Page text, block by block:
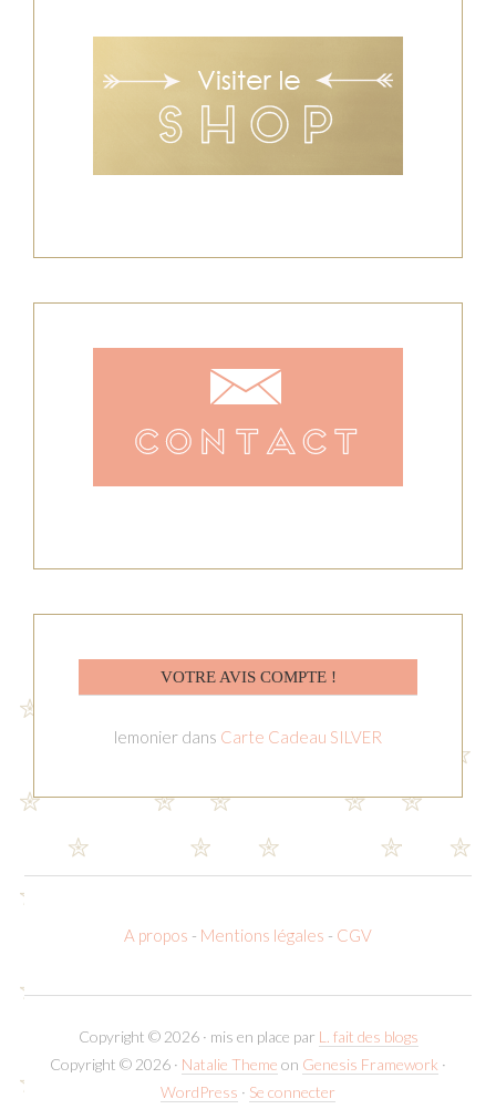
VOTRE AVIS COMPTE !
lemonier dans Carte Cadeau SILVER
A propos - Mentions légales - CGV
Copyright © 2026 · mis en place par L. fait des blogs
Copyright © 2026 · Natalie Theme on Genesis Framework ·
WordPress · Se connecter